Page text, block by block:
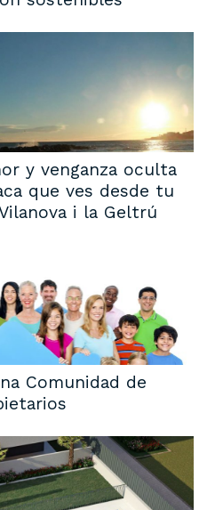
y venganza oculta
que ves desde tu
i la Geltrú
Comunidad de